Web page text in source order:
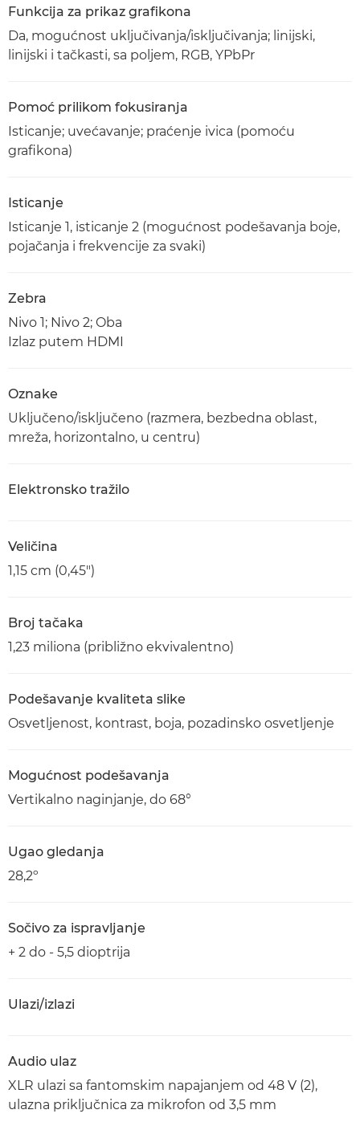
Funkcija za prikaz grafikona
Da, mogućnost uključivanja/isključivanja; linijski,
linijski i tačkasti, sa poljem, RGB, YPbPr
Pomoć prilikom fokusiranja
Isticanje; uvećavanje; praćenje ivica (pomoću
grafikona)
Isticanje
Isticanje 1, isticanje 2 (mogućnost podešavanja boje,
pojačanja i frekvencije za svaki)
Zebra
Nivo 1; Nivo 2; Oba
Izlaz putem HDMI
Oznake
Uključeno/isključeno (razmera, bezbedna oblast,
mreža, horizontalno, u centru)
Elektronsko tražilo
Veličina
1,15 cm (0,45")
Broj tačaka
1,23 miliona (približno ekvivalentno)
Podešavanje kvaliteta slike
Osvetljenost, kontrast, boja, pozadinsko osvetljenje
Mogućnost podešavanja
Vertikalno naginjanje, do 68°
Ugao gledanja
28,2º
Sočivo za ispravljanje
+ 2 do - 5,5 dioptrija
Ulazi/izlazi
Audio ulaz
XLR ulazi sa fantomskim napajanjem od 48 V (2),
ulazna priključnica za mikrofon od 3,5 mm